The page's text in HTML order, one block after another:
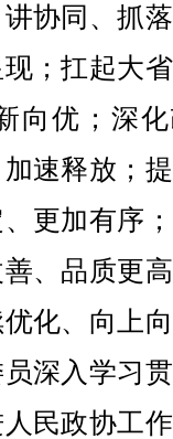
协同、抓
；扛起大
向优；深
速释放；
更加有序
、品质更
化、向上
深入学习
民政协工